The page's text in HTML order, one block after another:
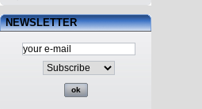
NEWSLETTER